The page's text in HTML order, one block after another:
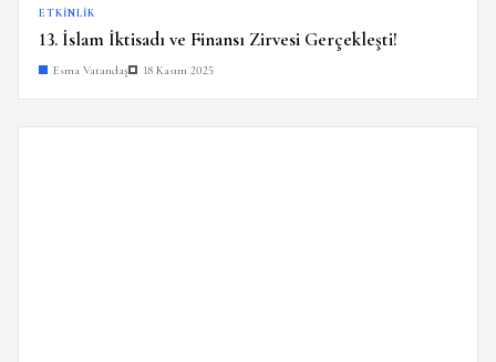
ETKINLIK
13. İslam İktisadı ve Finansı Zirvesi Gerçekleşti!
Esma Vatandaş 18 Kasım 2025